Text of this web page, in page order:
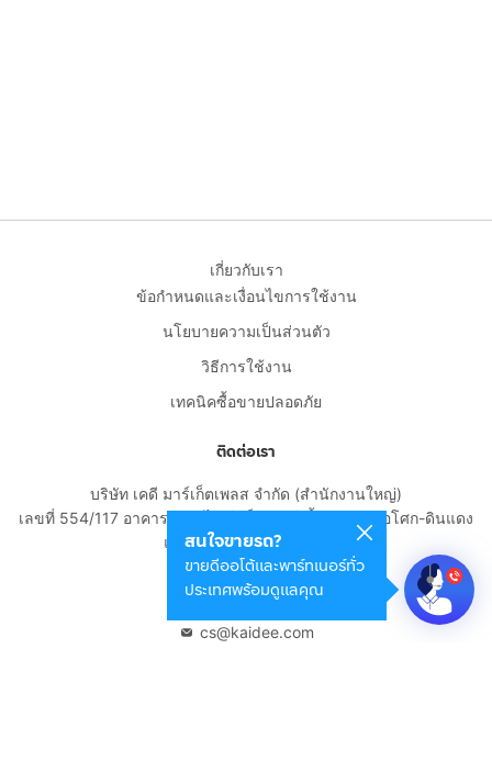
สนใจขายรถ?
ขายดีออโต้และพาร์ทเนอร์ทั่ว
ประเทศพร้อมดูแลคุณ
เกี่ยวกับเรา
ข้อกำหนดและเงื่อนไขการใช้งาน
นโยบายความเป็นส่วนตัว
วิธีการใช้งาน
เทคนิคซื้อขายปลอดภัย
ติดต่อเรา
บริษัท เคดี มาร์เก็ตเพลส จำกัด (สำนักงานใหญ่)
เลขที่ 554/117 อาคารสกายไนน์ เซ็นเตอร์ ชั้น 22 ถนนอโศก-ดินแดง
แขวงดินแดง เขตดินแดง
กรุงเทพมหานคร 10400
cs@kaidee.com